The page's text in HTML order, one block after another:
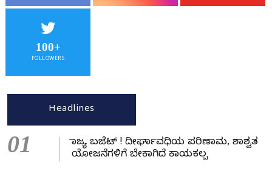
100+
FOLLOWERS
Headlines
01
ರಾಜ್ಯ ಬಜೆಟ್ ! ದೀರ್ಘಾವಧಿಯ ಪರಿಣಾಮ, ಶಾಶ್ವತ
ಯೋಜನೆಗಳಿಗೆ ಬೇಕಾಗಿದೆ ಕಾಯಕಲ್ಪ